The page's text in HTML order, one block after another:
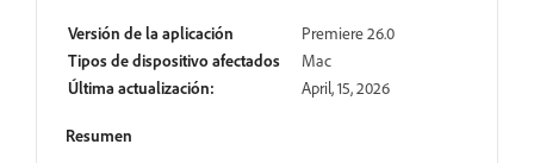
Versión de la aplicación
Premiere 26.0
Tipos de dispositivo afectados
Mac
Última actualización:
April, 15, 2026
Resumen